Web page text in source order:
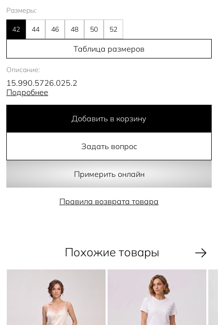
Размеры:
42 44 46 48 50 52
Таблица размеров
Описание:
15.990.5726.025.2
Подробнее
Добавить в корзину
Задать вопрос
Примерить онлайн
Правила возврата товара
Похожие товары